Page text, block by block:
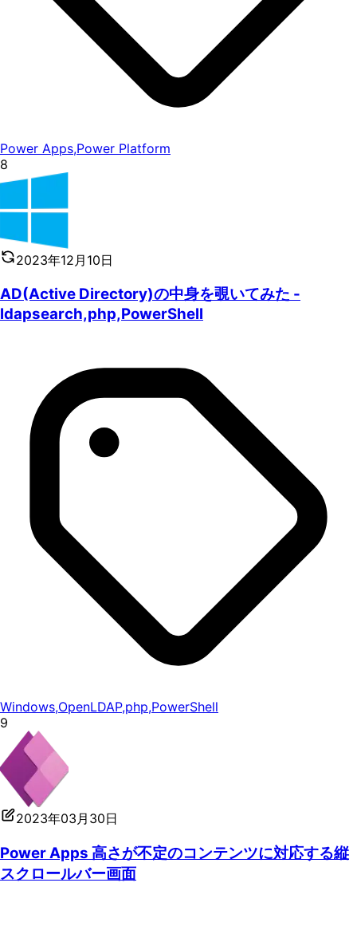
Power Apps,Power Platform
8
2023年12月10日
AD(Active Directory)の中身を覗いてみた -
ldapsearch,php,PowerShell
Windows,OpenLDAP,php,PowerShell
9
2023年03月30日
Power Apps 高さが不定のコンテンツに対応する縦
スクロールバー画面